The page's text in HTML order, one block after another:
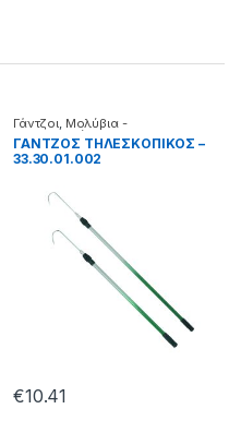
Γάντζοι Μολύβια -
Μαλαγρωτές
ΓΑΝΤΖΟΣ ΤΗΛΕΣΚΟΠΙΚΟΣ –
33.30.01.002
€10.41